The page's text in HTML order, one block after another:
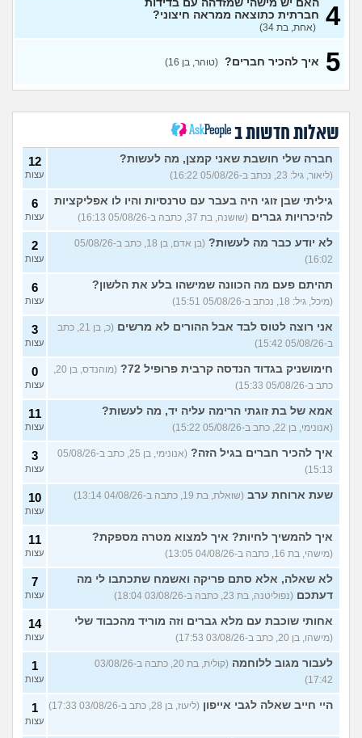
איפה אני ואיפה הם?
(אריאל, בן 26)
בתרבות של עדות ומגזרים
מאנשים אחרים?
(בדוי,
בן 27)
שאלה לבנות שעברו פרום
בחייהן
(ליהיא, בת 18)
1
עצות
עדיף להיות פשוט לבד או
לנסות להפגש עם חברות?
(אנונימית, בת 17)
3
חברות שלי ישתנה כשידעו
שאני נמשכת גם לנשים
(אנונימית, בת 19)
5
עצות
בת עוד מעט 23, אני מרגישה
שנכשלתי לפעמים
(אנונמית,
7
עצות
למה בנות בממוצע הרבה יותר
נחמדות לבנות אחרות מאשר
לבנים?
(Itay Daniel Asael, בן
23)
12
עצות
איך יש אנשים שישנים עם
בגדים?
(נעם, בן 14)
האם להרשות לאחרים לקבוע
לי מה ללבוש?
(סיון, בת
9
ספרים בעברית בקובץ PDF
בחינם? (Rin, בת 19)
4
עצות
עוד שאלות חדשות במדור
4 האם יש מישהי שמזדהה עם בדידות
חברתית כתוצאה ממראה חיצוני?
(אחת, בת 34)
5 איך להכיר חברים? (טוהר, בן 16)
שאלות חדשות ב
חברה שלי חושבת שאני קמצן, מה לעשות?
(ליאור, גיל: 23, נכתב ב-05/08/26 16:22)
12
עצות
גיליתי שבן זוגי היה בעבר עם טרנסיות והיו לו אפליקציות
להיכרויות גברים (שושנה, בת 37, כתבה ב-05/08/26 16:13)
6
עצות
לא יודע כבר מה לעשות?
(בן אדם, בן 18, כתב ב-05/08/26
16:02)
2
עצות
תהיתם פעם מה הכוונה שמישהו בלע את הלשון?
(מיכל, גיל: 18, נכתב ב-05/08/26 15:51)
6
עצות
אני רוצה לטוס לבד אבל ההורים לא מרשים
(כ, בן 21, כתב
ב-05/08/26 15:42)
3
עצות
חימושניק בגדוד הנדסה קרבית פרופיל 72?
(מוהנדס, בן 20,
כתב ב-05/08/26 15:33)
0
עצות
אמא של בת זוגתי הרימה עליה יד, מה לעשות?
(אנונימי, בן 22, כתב ב-05/08/26 15:22)
11
עצות
איך להכיר חברים בגיל הזה?
(אנונימי, בן 25, כתב ב-05/08/26
15:13)
3
עצות
שעת ארוחת ערב (שואלת, בת 19, כתבה ב-04/08/26 13:14) 10
עצות
איך להמשיך לחיות? איך למצוא מטרה מספקת?
(מישהי, בת 16, כתבה ב-04/08/26 13:05)
11
עצות
לא שאלה, אלא סתם פריקה ואשמח שתכתבו לי מה
דעתכם (נפוליטנה, בת 23, כתבה ב-03/08/26 18:04)
7
עצות
אחותי שוכבת עם מלא גברים וזה מוריד מהכבוד שלי
(מישהו, בן 20, כתב ב-03/08/26 17:53)
14
עצות
לעבור מגוב ללוחמה
(קולית, בת 20, כתבה ב-03/08/26
17:42)
1
עצות
היי חייב שאלה לגבי אייפון (ליעוז, בן 28, כתב ב-03/08/26 17:33) 1
עצות